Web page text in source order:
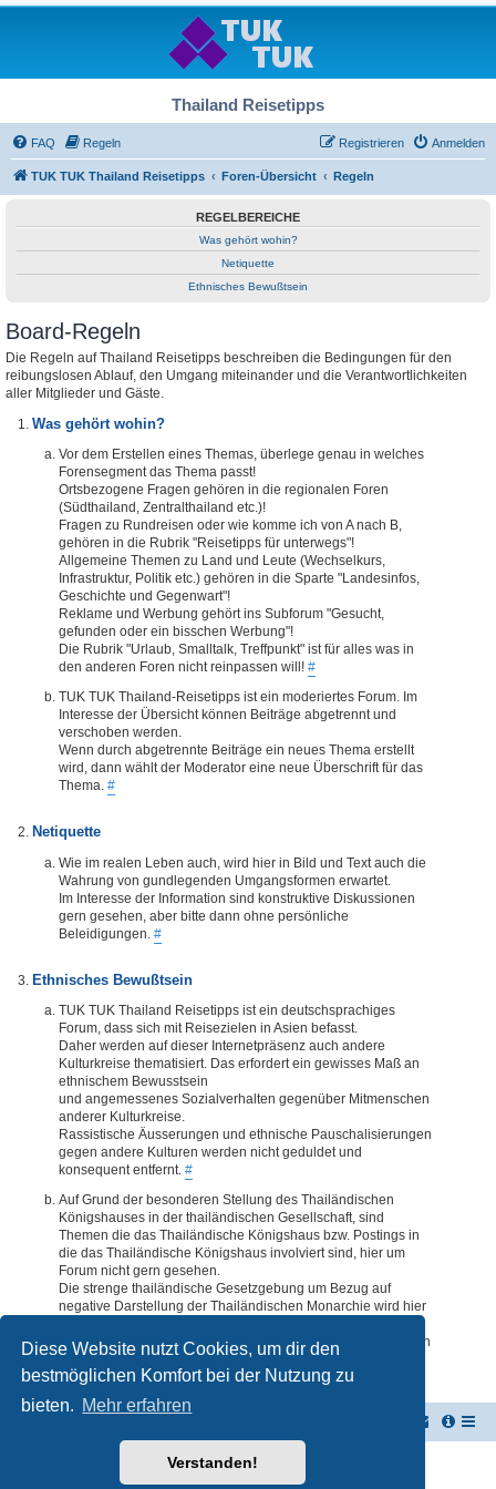
Diese Website nutzt Cookies, um dir den
bestmöglichen Komfort bei der Nutzung zu
bieten. Mehr erfahren
Verstanden!
Thailand Reisetipps
FAQ Regeln Anmelden
Registrieren
TUK TUK Thailand Reisetipps Foren-Übersicht Regeln
REGELBEREICHE
Was gehört wohin?
Netiquette
Ethnisches Bewußtsein
Board-Regeln
Die Regeln auf Thailand Reisetipps beschreiben die Bedingungen für den
reibungslosen Ablauf, den Umgang miteinander und die Verantwortlichkeiten
aller Mitglieder und Gäste.
Was gehört wohin?
Vor dem Erstellen eines Themas, überlege genau in welches
Forensegment das Thema passt!
Ortsbezogene Fragen gehören in die regionalen Foren
(Südthailand, Zentralthailand etc.)!
Fragen zu Rundreisen oder wie komme ich von A nach B,
gehören in die Rubrik "Reisetipps für unterwegs"!
Allgemeine Themen zu Land und Leute (Wechselkurs,
Infrastruktur, Politik etc.) gehören in die Sparte "Landesinfos,
Geschichte und Gegenwart"!
Reklame und Werbung gehört ins Subforum "Gesucht,
gefunden oder ein bisschen Werbung"!
Die Rubrik "Urlaub, Smalltalk, Treffpunkt" ist für alles was in
den anderen Foren nicht reinpassen will! #
TUK TUK Thailand-Reisetipps ist ein moderiertes Forum. Im
Interesse der Übersicht können Beiträge abgetrennt und
verschoben werden.
Wenn durch abgetrennte Beiträge ein neues Thema erstellt
wird, dann wählt der Moderator eine neue Überschrift für das
Thema. #
Netiquette
Wie im realen Leben auch, wird hier in Bild und Text auch die
Wahrung von gundlegenden Umgangsformen erwartet.
Im Interesse der Information sind konstruktive Diskussionen
gern gesehen, aber bitte dann ohne persönliche
Beleidigungen. #
Ethnisches Bewußtsein
TUK TUK Thailand Reisetipps ist ein deutschsprachiges
Forum, dass sich mit Reisezielen in Asien befasst.
Daher werden auf dieser Internetpräsenz auch andere
Kulturkreise thematisiert. Das erfordert ein gewisses Maß an
ethnischem Bewusstsein
und angemessenes Sozialverhalten gegenüber Mitmenschen
anderer Kulturkreise.
Rassistische Äusserungen und ethnische Pauschalisierungen
gegen andere Kulturen werden nicht geduldet und
konsequent entfernt. #
Auf Grund der besonderen Stellung des Thailändischen
Königshauses in der thailändischen Gesellschaft, sind
Themen die das Thailändische Königshaus bzw. Postings in
die das Thailändische Königshaus involviert sind, hier um
Forum nicht gern gesehen.
Die strenge thailändische Gesetzgebung um Bezug auf
negative Darstellung der Thailändischen Monarchie wird hier
deren Inhalte diesbezüglich auch nur ansatzweise bedenklich
erscheinen, kommentarlos entfernt. #
Powered byphpBB® Forum Software © phpBB Limited
Deutsche Übersetzung durchphpBB.de